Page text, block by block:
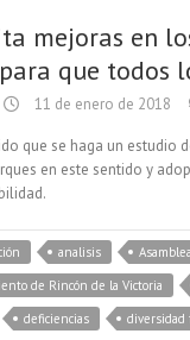
mejoras en
que todos
11 de enero de 2018
que se haga un estudio
en este sentido y
analisis
de Rincón de la Victoria
deficiencias diversidad